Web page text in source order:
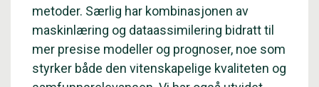
metoder. Særlig har kombinasjonen av
maskinlæring og dataassimilering bidratt til
mer presise modeller og prognoser, noe som
styrker både den vitenskapelige kvaliteten og